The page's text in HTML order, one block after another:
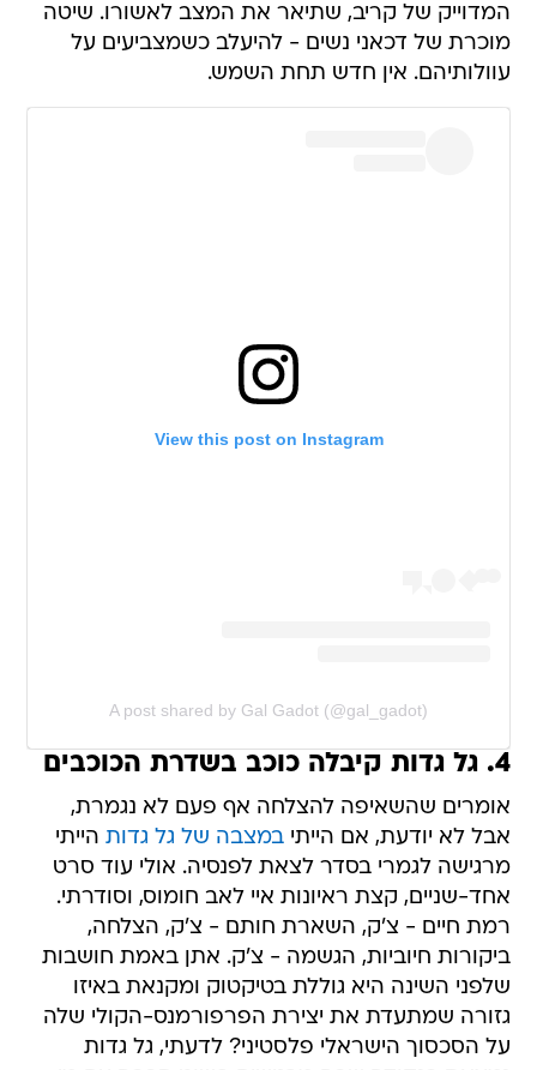
המדוייק של קריב, שתיאר את המצב לאשורו. שיטה
מוכרת של דכאני נשים - להיעלב כשמצביעים על
עוולותיהם. אין חדש תחת השמש.
View this post on Instagram
A post shared by Gal Gadot (@gal_gadot)
4. גל גדות קיבלה כוכב בשדרת הכוכבים
אומרים שהשאיפה להצלחה אף פעם לא נגמרת,
אבל לא יודעת, אם הייתיבמצבה של גל גדות הייתי
מרגישה לגמרי בסדר לצאת לפנסיה. אולי עוד סרט
אחד-שניים, קצת ראיונות איי לאב חומוס, וסודרתי.
רמת חיים - צ'ק, השארת חותם - צ'ק, הצלחה,
ביקורות חיוביות, הגשמה - צ'ק. אתן באמת חושבות
שלפני השינה היא גוללת בטיקטוק ומקנאת באיזו
גזורה שמתעדת את יצירת הפרפורמנס-הקולי שלה
על הסכסוך הישראלי פלסטיני? לדעתי, גל גדות